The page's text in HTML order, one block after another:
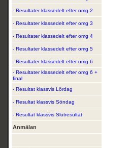
- Resultater klassedelt efter omg 2
- Resultater klassedelt efter omg 3
- Resultater klassedelt efter omg 4
- Resultater klassedelt efter omg 5
- Resultater klassedelt efter omg 6
- Resultater klassedelt efter omg 6 +
final
- Resultat klassvis Lördag
- Resultat klassvis Söndag
- Resultat klassvis Slutresultat
Anmälan